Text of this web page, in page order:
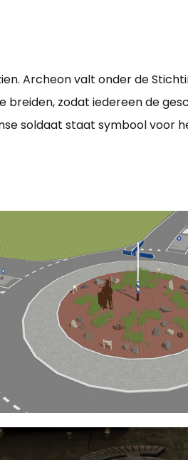
Archeon valt onder de
zodat iedereen de
soldaat staat symbool voor